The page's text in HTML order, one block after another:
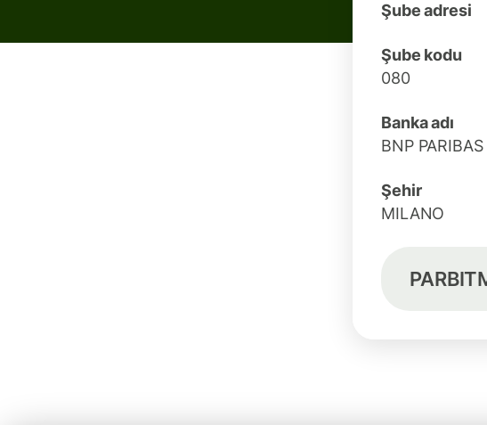
Şube adresi
Şube kodu
080
Banka adı
BNP
Şehir
MILANO